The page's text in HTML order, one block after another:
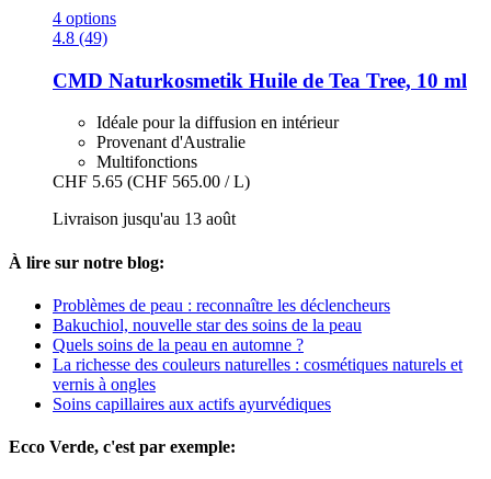
4 options
4.8 (49)
CMD Naturkosmetik Huile de Tea Tree, 10 ml
Idéale pour la diffusion en intérieur
Provenant d'Australie
Multifonctions
CHF 5.65 (CHF 565.00 / L)
Livraison jusqu'au 13 août
À lire sur notre blog:
Problèmes de peau : reconnaître les déclencheurs
Bakuchiol, nouvelle star des soins de la peau
Quels soins de la peau en automne ?
La richesse des couleurs naturelles : cosmétiques naturels et
vernis à ongles
Soins capillaires aux actifs ayurvédiques
Ecco Verde, c'est par exemple: